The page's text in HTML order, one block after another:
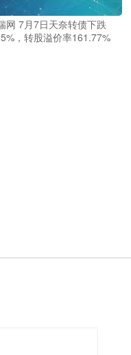
网 7月7日天奈转债下跌
，转股溢价率161.77%